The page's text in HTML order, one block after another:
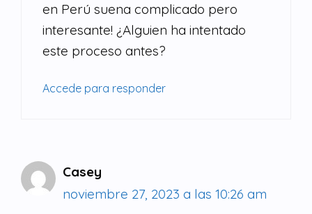
en Perú suena complicado pero
interesante! ¿Alguien ha intentado
este proceso antes?
Accede para responder
Casey
noviembre 27, 2023 a las 10:26 am